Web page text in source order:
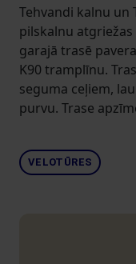
Tehvandi kalnu un
pilskalnu
garajā trasē
K90 tramplīnu.
seguma ceļiem,
purvu. Trase
VELOTŪRES